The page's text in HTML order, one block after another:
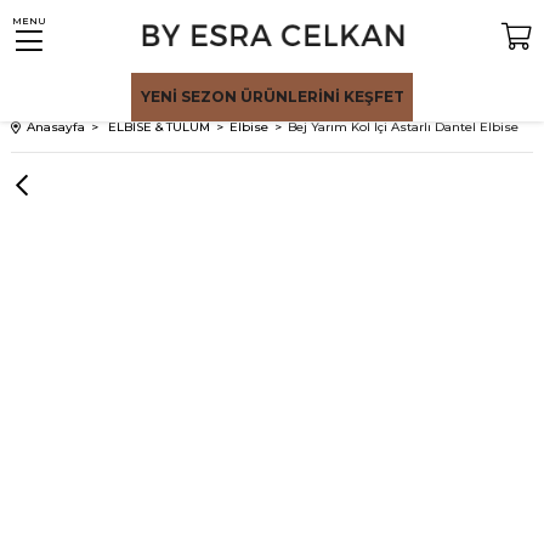
MENU
YENİ SEZON ÜRÜNLERİNİ KEŞFET
Anasayfa ELBİSE & TULUM Elbise Bej Yarım Kol İçi Astarlı Dantel Elbise